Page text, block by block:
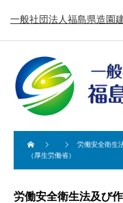
一般社団法人福島県造園
労働安全衛生
（厚生労働省）
労働安全衛生法及び